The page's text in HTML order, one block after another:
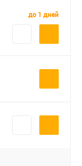
до 1 дней